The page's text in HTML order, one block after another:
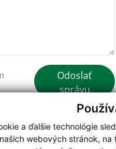
a ďalšie technológie
webových stránok,
Odoslať
správu